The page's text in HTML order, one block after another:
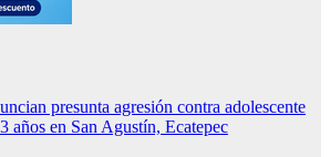
presunta agresión contra adolescente
años en San Agustín, Ecatepec